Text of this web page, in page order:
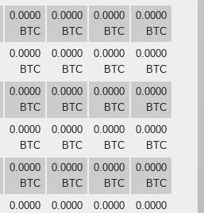
0.0000
BTC
0.0000
BTC
0.0000
BTC
0.0000
BTC
0.0000
BTC
0.0000
BTC
0.0000
BTC
0.0000
BTC
0.0000
BTC
0.0000
BTC
0.0000
BTC
0.0000
BTC
0.0000
BTC
0.0000
BTC
0.0000
BTC
0.0000
BTC
0.0000
BTC
0.0000
BTC
0.0000
BTC
0.0000
BTC
0.0000
0.0000
0.0000
0.0000